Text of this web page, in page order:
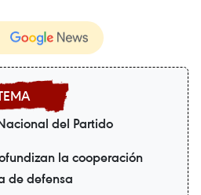
del Partido
la cooperación
de defensa